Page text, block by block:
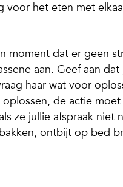
voor het eten met
moment dat er geen
aan. Geef aan
haar wat voor
de actie
ze jullie afspraak
ontbijt op bed